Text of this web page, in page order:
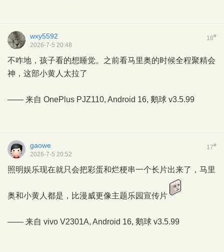
16#
wxy5592
2026-7-5 20:48
不咋地，孩子看的想睡觉。之前看马里奥的时候全程聚精会
神，这部小黄人太拉了
—— 来自 OnePlus PJZ110, Android 16, 鹅球 v3.5.99
17#
gaowe
2026-7-5 20:52
照明娱乐现在就只会把彩蛋和烂梗串一个长片出来了，马里
奥和小黄人都是，比漫威更像主题乐园宣传片
—— 来自 vivo V2301A, Android 16, 鹅球 v3.5.99